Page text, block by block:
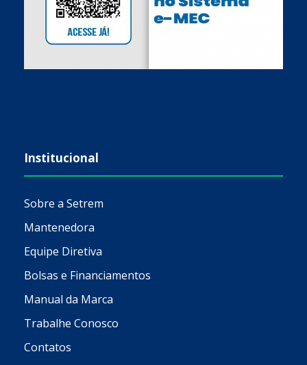
Institucional
Sobre a Setrem
Mantenedora
Equipe Diretiva
Bolsas e Financiamentos
Manual da Marca
Trabalhe Conosco
Contatos